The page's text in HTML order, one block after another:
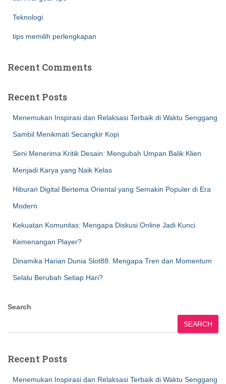
Teknologi
tips memilih perlengkapan
Recent Comments
Recent Posts
Menemukan Inspirasi dan Relaksasi Terbaik di Waktu Senggang
Sambil Menikmati Secangkir Kopi
Seni Menerima Kritik Desain: Mengubah Umpan Balik Klien
Menjadi Karya yang Naik Kelas
Hiburan Digital Bertema Oriental yang Semakin Populer di Era
Modern
Kekuatan Komunitas: Mengapa Diskusi Online Jadi Kunci
Kemenangan Player?
Dinamika Harian Dunia Slot88: Mengapa Tren dan Momentum
Selalu Berubah Setiap Hari?
Search
SEARCH
Recent Posts
Menemukan Inspirasi dan Relaksasi Terbaik di Waktu Senggang